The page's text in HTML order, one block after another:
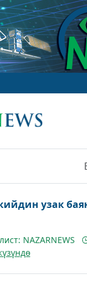
узак
NAZARNEWS